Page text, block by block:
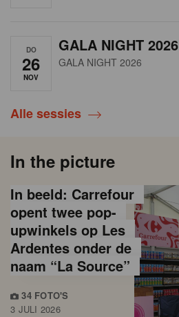
DO
26
NOV
GALA NIGHT 2026
GALA NIGHT 2026
Alle sessies
In the picture
In beeld: Carrefour
opent twee pop-
upwinkels op Les
Ardentes onder de
naam “La Source”
34 FOTO'S
3 JULI 2026